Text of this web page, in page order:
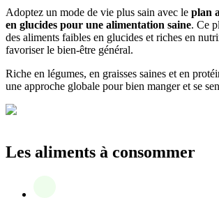
Adoptez un mode de vie plus sain avec le plan
en glucides pour une alimentation saine. Ce
des aliments faibles en glucides et riches en
favoriser le bien-être général.
Riche en légumes, en graisses saines et en
une approche globale pour bien manger et se
Les aliments à consommer